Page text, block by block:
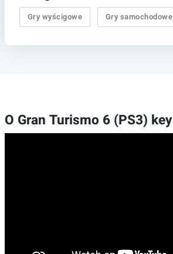
Gry wyścigowe Gry samochodowe
O Gran Turismo 6 (PS3) key